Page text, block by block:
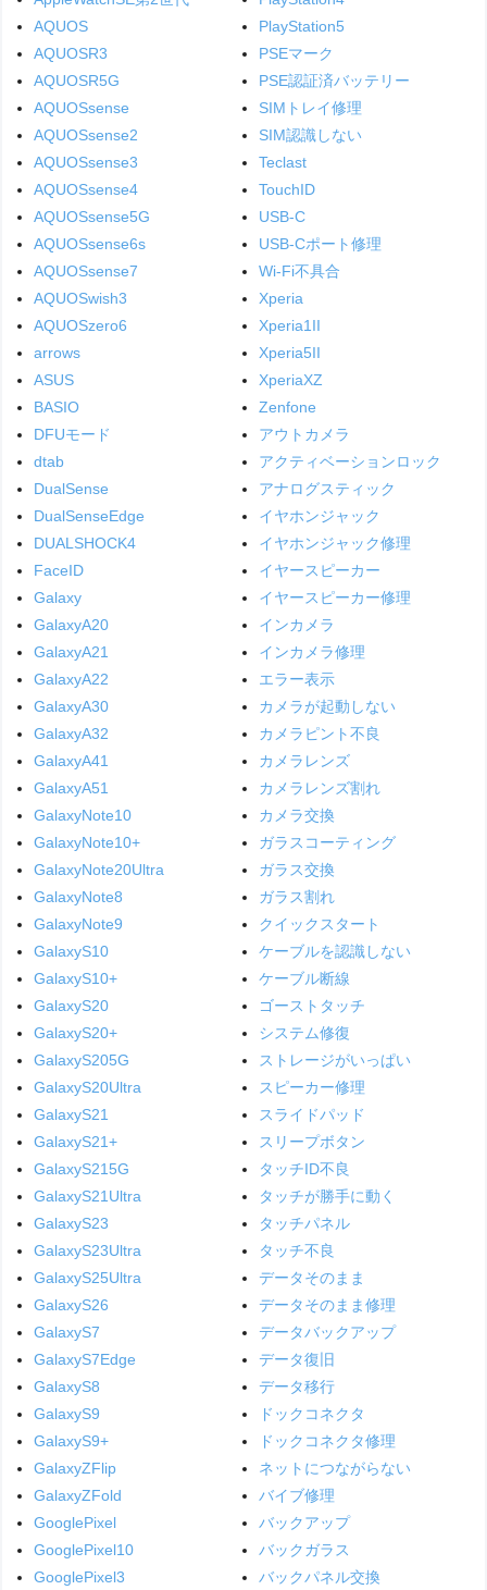
AQUOS
AQUOSR3
AQUOSR5G
AQUOSsense
AQUOSsense2
AQUOSsense3
AQUOSsense4
AQUOSsense5G
AQUOSsense6s
AQUOSsense7
AQUOSwish3
AQUOSzero6
arrows
ASUS
BASIO
DFUモード
dtab
DualSense
DualSenseEdge
DUALSHOCK4
FaceID
Galaxy
GalaxyA20
GalaxyA21
GalaxyA22
GalaxyA30
GalaxyA32
GalaxyA41
GalaxyA51
GalaxyNote10
GalaxyNote10+
GalaxyNote20Ultra
GalaxyNote8
GalaxyNote9
GalaxyS10
GalaxyS10+
GalaxyS20
GalaxyS20+
GalaxyS205G
GalaxyS20Ultra
GalaxyS21
GalaxyS21+
GalaxyS215G
GalaxyS21Ultra
GalaxyS23
GalaxyS23Ultra
GalaxyS25Ultra
GalaxyS26
GalaxyS7
GalaxyS7Edge
GalaxyS8
GalaxyS9
GalaxyS9+
GalaxyZFlip
GalaxyZFold
GooglePixel
GooglePixel10
GooglePixel3
PlayStation5
PSEマーク
PSE認証済バッテリー
SIMトレイ修理
SIM認識しない
Teclast
TouchID
USB-C
USB-Cポート修理
Wi-Fi不具合
Xperia
Xperia1II
Xperia5II
XperiaXZ
Zenfone
アウトカメラ
アクティベーションロック
アナログスティック
イヤホンジャック
イヤホンジャック修理
イヤースピーカー
イヤースピーカー修理
インカメラ
インカメラ修理
エラー表示
カメラが起動しない
カメラピント不良
カメラレンズ
カメラレンズ割れ
カメラ交換
ガラスコーティング
ガラス交換
ガラス割れ
クイックスタート
ケーブルを認識しない
ケーブル断線
ゴーストタッチ
システム修復
ストレージがいっぱい
スピーカー修理
スライドパッド
スリープボタン
タッチID不良
タッチが勝手に動く
タッチパネル
タッチ不良
データそのまま
データそのまま修理
データバックアップ
データ復旧
データ移行
ドックコネクタ
ドックコネクタ修理
ネットにつながらない
バイブ修理
バックアップ
バックガラス
バックパネル交換